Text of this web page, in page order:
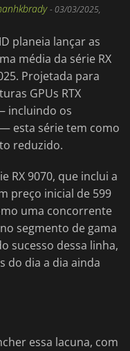
-03/03/2025,
planeia lançar as
média da série RX
Projetada para
GPUs RTX
incluindo os
— esta série tem como
reduzido.
RX 9070, que inclui a
preço inicial de 599
uma concorrente
segmento de gama
sucesso dessa linha,
do dia a dia ainda
essa lacuna, com